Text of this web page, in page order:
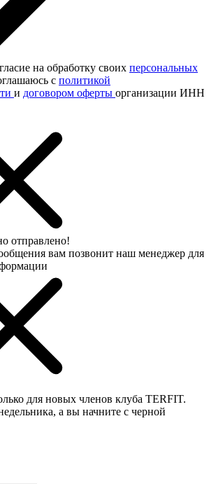
на обработку своих персональных
с политикой
и договором оферты организации ИНН
отправлено!
вам позвонит наш менеджер для
для новых членов клуба TERFIT.
а вы начните с черной